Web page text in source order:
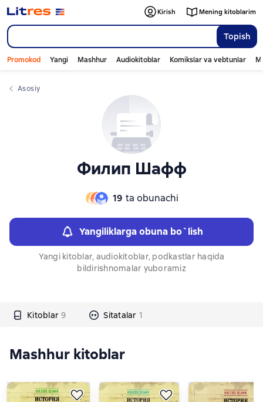
Topish
Kirish Mening kitoblarim
Promokod Yangi Mashhur Audiokitoblar Komikslar va vebtunlar
Asosiy
Филип Шафф
19 ta obunachi
Yangiliklarga obuna bo`lish
Yangi kitoblar, audiokitoblar, podkastlar haqida
bildirishnomalar yuboramiz
Kitoblar 9 Sitatalar 1
Слайдер с книгами
Mashhur kitoblar